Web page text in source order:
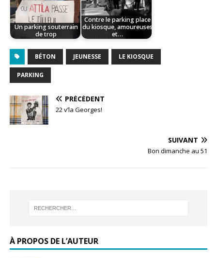
Un parking souterrain
de trop
Contre le parking place
du kiosque, amoureuses
et…
BÉTON JEUNESSE LE KIOSQUE
PARKING
PRÉCÉDENT
22 v’la Georges!
SUIVANT
Bon dimanche au 51
À PROPOS DE L’AUTEUR